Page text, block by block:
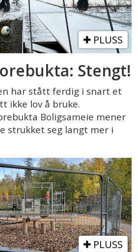
PLUSS
Stengt!
har stått ferdig i snart et
ikke lov å bruke.
Boligsameie mener
strukket seg langt mer i
PLUSS